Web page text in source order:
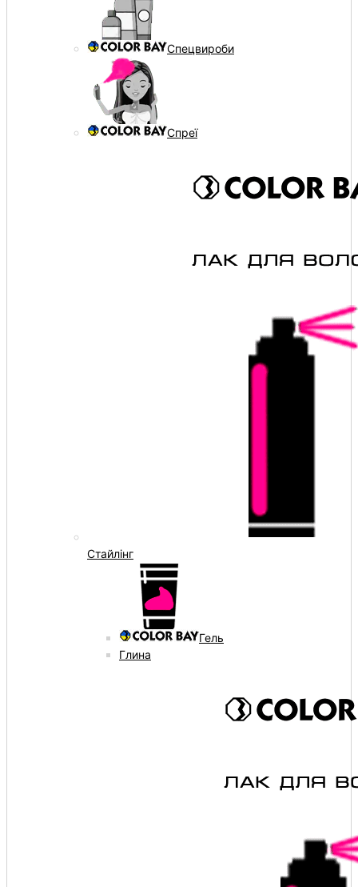
Спецвироби
Спреї
Стайлінг
Гель
Глина